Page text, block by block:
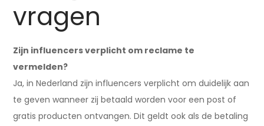
vragen
Zijn influencers verplicht om reclame te
vermelden?
Ja, in Nederland zijn influencers verplicht om duidelijk aan
te geven wanneer zij betaald worden voor een post of
gratis producten ontvangen. Dit geldt ook als de betaling